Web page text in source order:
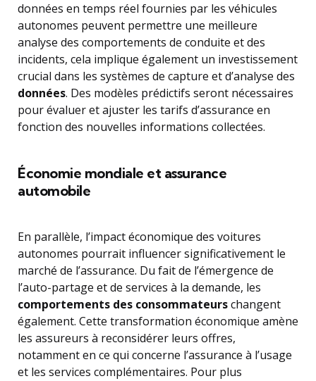
données en temps réel fournies par les véhicules
autonomes peuvent permettre une meilleure
analyse des comportements de conduite et des
incidents, cela implique également un investissement
crucial dans les systèmes de capture et d’analyse des
données. Des modèles prédictifs seront nécessaires
pour évaluer et ajuster les tarifs d’assurance en
fonction des nouvelles informations collectées.
Économie mondiale et assurance
automobile
En parallèle, l’impact économique des voitures
autonomes pourrait influencer significativement le
marché de l’assurance. Du fait de l’émergence de
l’auto-partage et de services à la demande, les
comportements des consommateurschangent
également. Cette transformation économique amène
les assureurs à reconsidérer leurs offres,
notamment en ce qui concerne l’assurance à l’usage
et les services complémentaires. Pour plus